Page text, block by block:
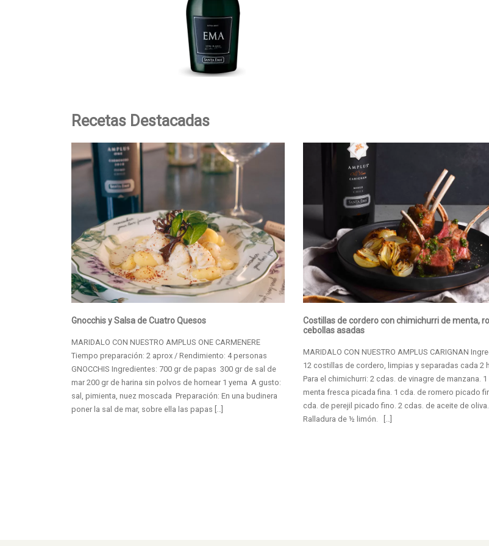
Recetas Destacadas
Gnocchis y Salsa de Cuatro Quesos
MARIDALO CON NUESTRO AMPLUS ONE CARMENERE
Tiempo preparación: 2 aprox / Rendimiento: 4 personas
GNOCCHIS Ingredientes: 700 gr de papas 300 gr de sal de
mar 200 gr de harina sin polvos de hornear 1 yema A gusto:
sal, pimienta, nuez moscada Preparación: En una budinera
poner la sal de mar, sobre ella las papas […]
Costillas de cordero con chimichurri de menta,
cebollas asadas
MARIDALO CON NUESTRO AMPLUS CARIGNAN
12 costillas de cordero, limpias y separadas cada 2
Para el chimichurri: 2 cdas. de vinagre de manzana.
menta fresca picada fina. 1 cda. de romero picado
cda. de perejil picado fino. 2 cdas. de aceite de oliva.
Ralladura de ½ limón. […]